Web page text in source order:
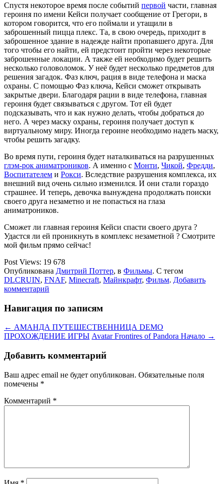
Спустя некоторое время после событий первой части, главная
героиня по имени Кейси получает сообщение от Грегори, в
котором говорится, что его поймали и утащили в
заброшенный пицца плекс. Та, в свою очередь, приходит в
заброшенное здание в надежде найти пропавшего друга. Для
того чтобы его найти, ей предстоит пройти через некоторые
заброшенные локации. А также ей необходимо будет решить
несколько головоломок. У неё будет несколько предметов для
решения загадок. Фаз ключ, рация в виде телефона и маска
охраны. С помощью Фаз ключа, Кейси сможет открывать
закрытые двери. Благодаря рации в виде телефона, главная
героиня будет связываться с другом. Тот ей будет
подсказывать, что и как нужно делать, чтобы добраться до
него. А через маску охраны, героиня получает доступ к
виртуальному миру. Иногда героине необходимо надеть маску,
чтобы решить загадку.
Во время пути, героиня будет наталкиваться на разрушенных
глэм-рок аниматроников. А именно с Монти, Чикой, Фредди,
Воспитателем и Рокси. Вследствие разрушения комплекса, их
внешний вид очень сильно изменился. И они стали гораздо
страшнее. И теперь, девочка вынуждена продолжать поиски
своего друга незаметно и не попасться на глаза
аниматроников.
Сможет ли главная героиня Кейси спасти своего друга ?
Удастся ли ей проникнуть в комплекс незаметной ? Смотрите
мой фильм прямо сейчас!
Post Views: 19 678
Опубликована Дмитрий Поттер, в Фильмы. С тегом
DLCRUIN, FNAF, Minecraft, Майнкрафт, Фильм. Добавить
комментарий
Навигация по записям
← АМАНДА ПУТЕШЕСТВЕННИЦА DEMO
ПРОХОЖДЕНИЕ ИГРЫ Avatar Frontires of Pandora Начало →
Добавить комментарий
Ваш адрес email не будет опубликован. Обязательные поля
помечены *
Комментарий *